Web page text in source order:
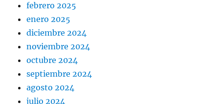
febrero 2025
enero 2025
diciembre 2024
noviembre 2024
octubre 2024
septiembre 2024
agosto 2024
julio 2024